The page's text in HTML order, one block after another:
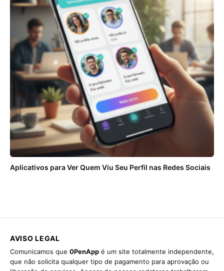
Aplicativos para Ver Quem Viu Seu Perfil nas Redes Sociais
AVISO LEGAL
Comunicamos que 0PenApp é um site totalmente independente,
que não solicita qualquer tipo de pagamento para aprovação ou